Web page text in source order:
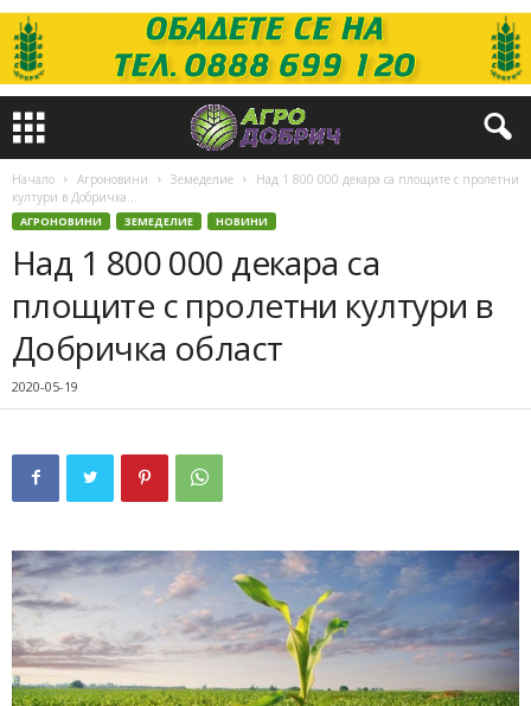
Начало Агроновини Земеделие
Над 1 800 000 декара са площите с пролетни
култури в Добричка...
АГРОНОВИНИ ЗЕМЕДЕЛИЕ НОВИНИ
Над 1 800 000 декара са
площите с пролетни култури в
Добричка област
2020-05-19